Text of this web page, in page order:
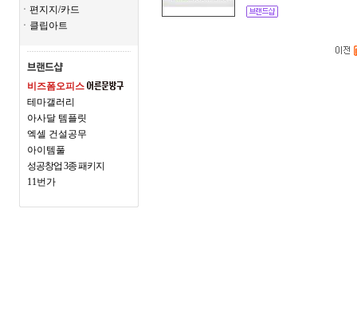
ㆍ편지지/카드
ㆍ클립아트
비즈폼오피스
테마갤러리
아사달 템플릿
엑셀 건설공무
아이템풀
성공창업 3종 패키지
11번가